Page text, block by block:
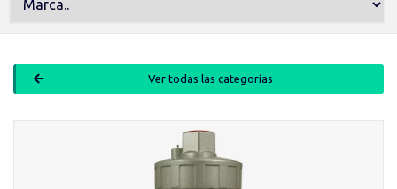
Ver todas las categorías